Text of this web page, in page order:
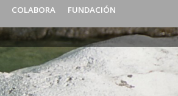
COLABORA FUNDACIÓN